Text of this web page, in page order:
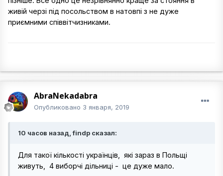
живій черзі під посольством в натовпі з не дуже
приємними співвітчизниками.
AbraNekadabra
Опубликовано 3 января, 2019
10 часов назад, findp сказал:
Для такої кількості українців, які зараз в Польщі
живуть, 4 виборчі дільниці - це дуже мало.